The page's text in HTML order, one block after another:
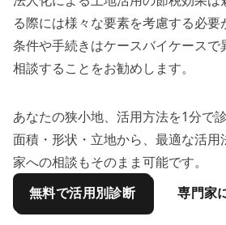
る際には様々な要素を考慮する必
条件や手続きはケースバイケースで
相談することをお勧めします。
あなたの狭小地、活用方法を1分で
面積・形状・立地から、最適な活用
家への相談もそのまま可能です。
無料で活用別診断
専門家